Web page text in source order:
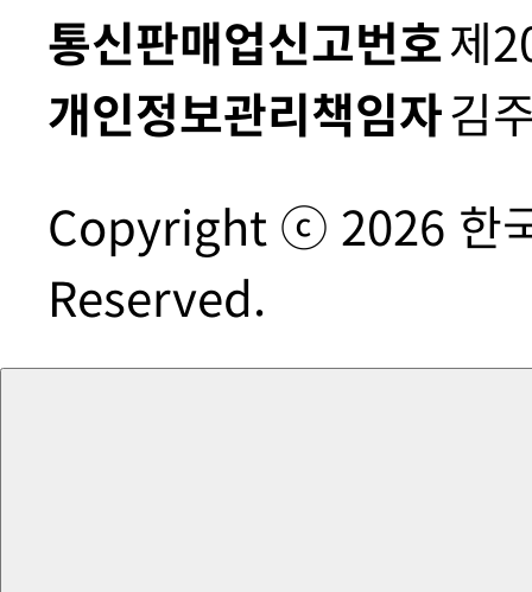
통신판매업신고번호제
개인정보관리책임자김
Copyright ⓒ 2026 한
Reserved.